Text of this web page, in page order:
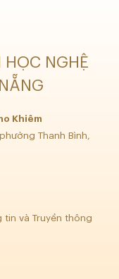
HỌC NGHỆ
Khiêm
Thanh Bình,
tin và Truyền thông